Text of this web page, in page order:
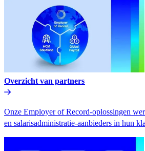
Overzicht van partners​​
Onze Employer of Record-oplossingen
en salarisadministratie-aanbieders in hun